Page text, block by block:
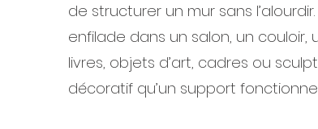
de structurer un mur sans
enfilade dans un salon, un
livres, objets d’art, cadres ou
décoratif qu’un support